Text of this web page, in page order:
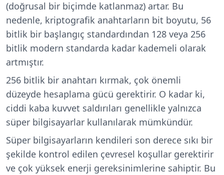
(doğrusal bir biçimde katlanmaz) artar. Bu
nedenle, kriptografik anahtarların bit boyutu, 56
bitlik bir başlangıç standardından 128 veya 256
bitlik modern standarda kadar kademeli olarak
artmıştır.
256 bitlik bir anahtarı kırmak, çok önemli
düzeyde hesaplama gücü gerektirir. O kadar ki,
ciddi kaba kuvvet saldırıları genellikle yalnızca
süper bilgisayarlar kullanılarak mümkündür.
Süper bilgisayarların kendileri son derece sıkı bir
şekilde kontrol edilen çevresel koşullar gerektirir
ve çok yüksek enerji gereksinimlerine sahiptir. Bu